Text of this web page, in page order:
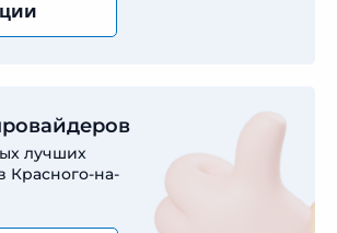
лучших
Красного-на-